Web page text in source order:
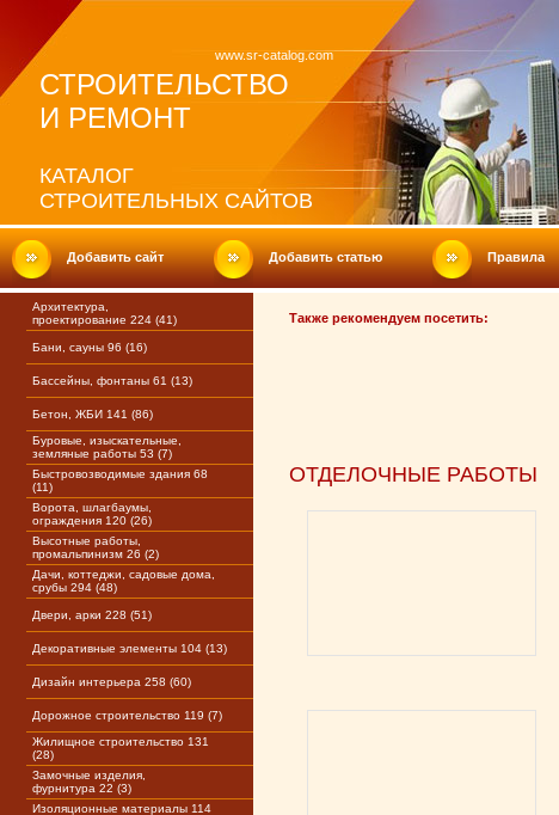
www.sr-catalog.com
СТРОИТЕЛЬСТВО
И РЕМОНТ
КАТАЛОГ
СТРОИТЕЛЬНЫХ САЙТОВ
Добавить сайт Добавить статью Правила
Архитектура,
проектирование 224 (41)
Бани, сауны 96 (16)
Бассейны, фонтаны 61 (13)
Бетон, ЖБИ 141 (86)
Буровые, изыскательные,
земляные работы 53 (7)
Быстровозводимые здания 68
(11)
Ворота, шлагбаумы,
ограждения 120 (26)
Высотные работы,
промальпинизм 26 (2)
Дачи, коттеджи, садовые дома,
срубы 294 (48)
Двери, арки 228 (51)
Декоративные элементы 104 (13)
Дизайн интерьера 258 (60)
Дорожное строительство 119 (7)
Жилищное строительство 131
(28)
Замочные изделия,
фурнитура 22 (3)
Изоляционные материалы 114
Также рекомендуем посетить:
ОТДЕЛОЧНЫЕ РАБОТЫ